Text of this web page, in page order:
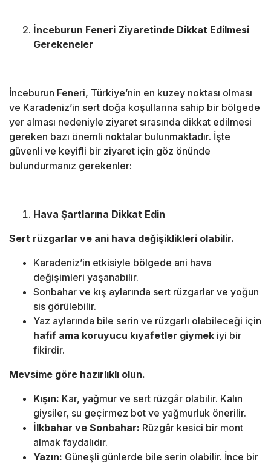
İnceburun Feneri Ziyaretinde Dikkat Edilmesi
Gerekeneler
İnceburun Feneri, Türkiye’nin en kuzey noktası olması
ve Karadeniz’in sert doğa koşullarına sahip bir bölgede
yer alması nedeniyle ziyaret sırasında dikkat edilmesi
gereken bazı önemli noktalar bulunmaktadır. İşte
güvenli ve keyifli bir ziyaret için göz önünde
bulundurmanız gerekenler:
Hava Şartlarına Dikkat Edin
Sert rüzgarlar ve ani hava değişiklikleri olabilir.
Karadeniz’in etkisiyle bölgede ani hava
değişimleri yaşanabilir.
Sonbahar ve kış aylarında sert rüzgarlar ve yoğun
sis görülebilir.
Yaz aylarında bile serin ve rüzgarlı olabileceği için
hafif ama koruyucu kıyafetler giymek iyi bir
fikirdir.
Mevsime göre hazırlıklı olun.
Kışın: Kar, yağmur ve sert rüzgâr olabilir. Kalın
giysiler, su geçirmez bot ve yağmurluk önerilir.
İlkbahar ve Sonbahar: Rüzgâr kesici bir mont
almak faydalıdır.
Yazın: Güneşli günlerde bile serin olabilir. İnce bir